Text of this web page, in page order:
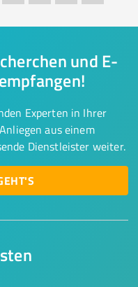
und E-
Experten in Ihrer
aus einem
Dienstleister weiter.